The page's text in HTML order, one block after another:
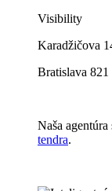
Visibility
Karadžičova
Bratislava 821
Naša
tendra.